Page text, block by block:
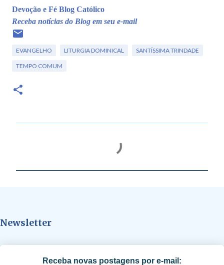
Devoção e Fé Blog Católico
Receba notícias do Blog em seu e-mail
EVANGELHO LITURGIA DOMINICAL SANTÍSSIMA TRINDADE
TEMPO COMUM
á
Newsletter
Receba novas postagens por e-mail: